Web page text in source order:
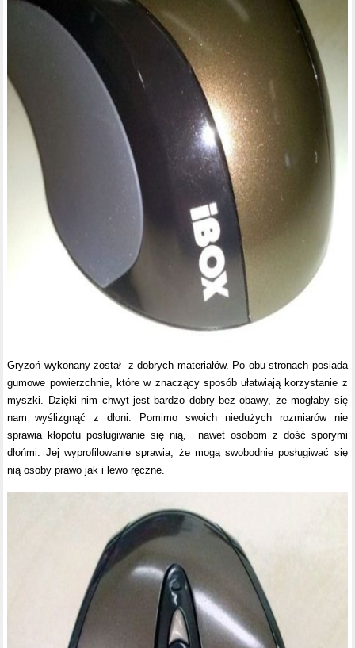
Gryzoń wykonany został z dobrych materiałów. Po obu stronach posiada
gumowe powierzchnie, które w znaczący sposób ułatwiają korzystanie z
myszki. Dzięki nim chwyt jest bardzo dobry bez obawy, że mogłaby się
nam wyślizgnąć z dłoni. Pomimo swoich niedużych rozmiarów nie
sprawia kłopotu posługiwanie się nią, nawet osobom z dość sporymi
dłońmi. Jej wyprofilowanie sprawia, że mogą swobodnie posługiwać się
nią osoby prawo jak i lewo ręczne.